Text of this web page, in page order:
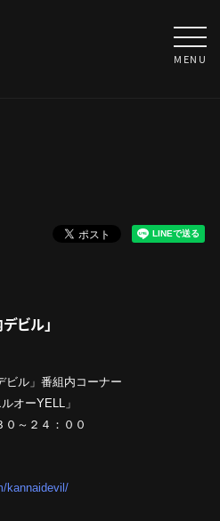
MENU
ビル」
ビル」番組内コーナー
オーYELL」
～２４：００
kannaidevil/